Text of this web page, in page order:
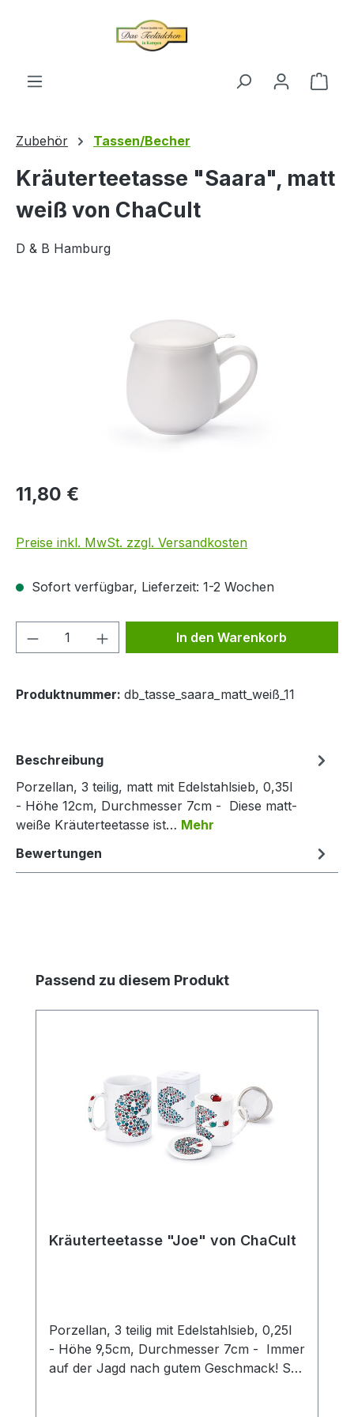
Zubehör Tassen/Becher
Kräuterteetasse "Saara", matt
weiß von ChaCult
D & B Hamburg
11,80 €
Preise inkl. MwSt. zzgl. Versandkosten
Sofort verfügbar, Lieferzeit: 1-2 Wochen
Produkt Anzahl: Gib denIn den Warenkorb
Produktnummer: db_tasse_saara_matt_weiß_11
Beschreibung
Porzellan, 3 teilig, matt mit Edelstahlsieb, 0,35l
- Höhe 12cm, Durchmesser 7cm - Diese matt-
weiße Kräuterteetasse ist… Mehr
Bewertungen
Produktgalerie überspringen
Passend zu diesem Produkt
Kräuterteetasse "Joe" von ChaCult
Porzellan, 3 teilig mit Edelstahlsieb, 0,25l
- Höhe 9,5cm, Durchmesser 7cm - Immer
auf der Jagd nach gutem Geschmack! So